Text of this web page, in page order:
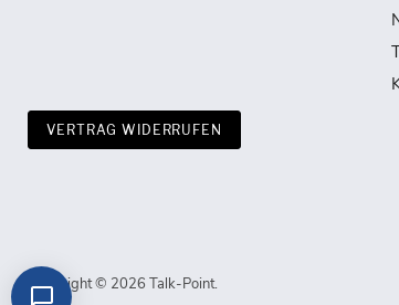
VERTRAG WIDERRUFEN
Copyright © 2026 Talk-Point.